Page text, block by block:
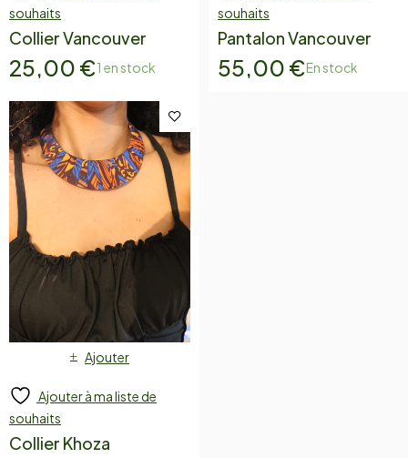
souhaits
Collier Vancouver
25,00 €1 en stock
souhaits
Pantalon Vancouver
55,00 €En stock
Ajouter
Ajouter à ma liste de
souhaits
Collier Khoza